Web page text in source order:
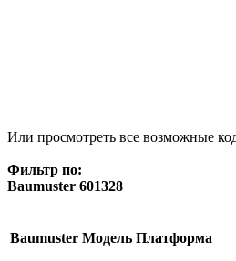
Или просмотреть все возможные
Фильтр по:
Baumuster 601328
Baumuster Модель Платформа